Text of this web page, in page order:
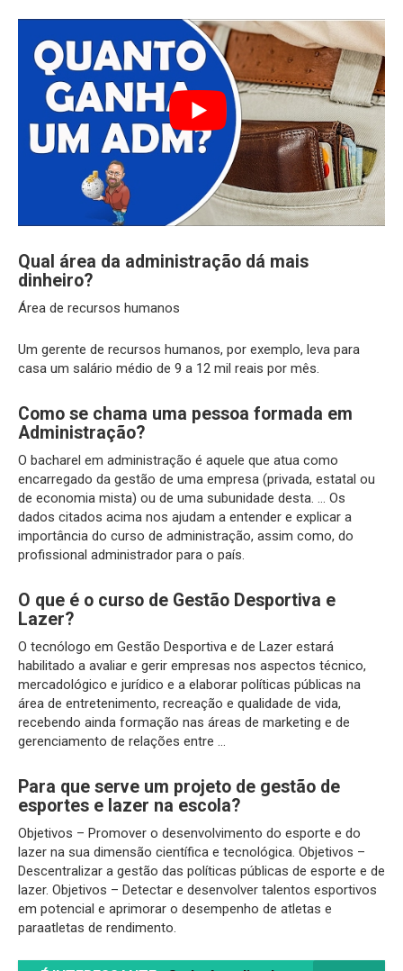
Qual área da administração dá mais
dinheiro?
Área de recursos humanos
Um gerente de recursos humanos, por exemplo, leva para
casa um salário médio de 9 a 12 mil reais por mês.
Como se chama uma pessoa formada em
Administração?
O bacharel em administração é aquele que atua como
encarregado da gestão de uma empresa (privada, estatal ou
de economia mista) ou de uma subunidade desta. … Os
dados citados acima nos ajudam a entender e explicar a
importância do curso de administração, assim como, do
profissional administrador para o país.
O que é o curso de Gestão Desportiva e
Lazer?
O tecnólogo em Gestão Desportiva e de Lazer estará
habilitado a avaliar e gerir empresas nos aspectos técnico,
mercadológico e jurídico e a elaborar políticas públicas na
área de entretenimento, recreação e qualidade de vida,
recebendo ainda formação nas áreas de marketing e de
gerenciamento de relações entre …
Para que serve um projeto de gestão de
esportes e lazer na escola?
Objetivos – Promover o desenvolvimento do esporte e do
lazer na sua dimensão científica e tecnológica. Objetivos –
Descentralizar a gestão das políticas públicas de esporte e de
lazer. Objetivos – Detectar e desenvolver talentos esportivos
em potencial e aprimorar o desempenho de atletas e
paraatletas de rendimento.